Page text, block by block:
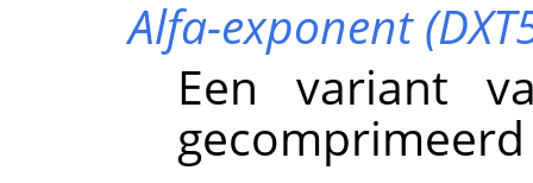
Alfa-exponent
Een variant